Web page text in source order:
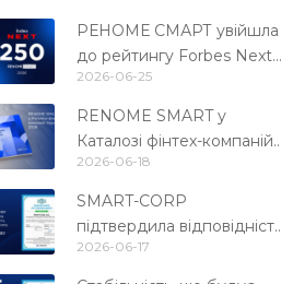
РЕНОМЕ СМАРТ увійшла
до рейтингу Forbes Next
250
2026-06-25
RENOME SMART у
Каталозі фінтех-компаній
України 2026
2026-06-18
SMART-CORP
підтвердила відповідність
міжнародному стандарту
PCI DSS 4.0.1
2026-06-17